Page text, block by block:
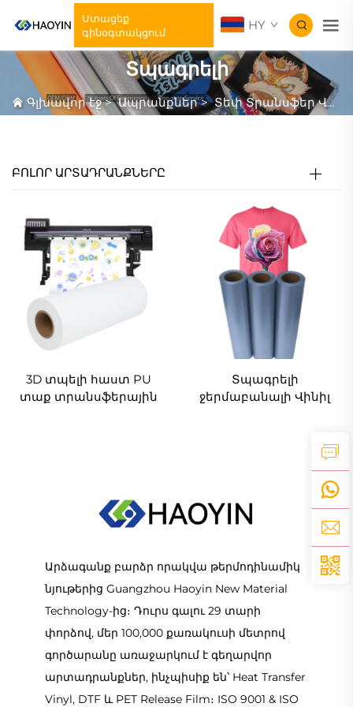
Ստացեք
գինօգտակցում
HY
Տպագրելի
Գլխավոր էջ>Ապրանքներ>Տեփ Տրանսֆեր Վինիլ
ԲՈԼՈՐ ԱՐՏԱԴՐԱՆՔՆԵՐԸ
3D տպելի հաստ PU
տաք տրանսֆերային
Տպագրելի
ջերմաբանալի Վինիլ
Արձագանք բարձր որակվա թերմոդինամիկ
նյութերից Guangzhou Haoyin New Material
Technology-ից։ Դուրս գալու 29 տարի
փորձով, մեր 100,000 քառակուսի մետրով
գործարանը առաջարկում է գեղարվոր
արտադրանքներ, ինչպիսիք են՝ Heat Transfer
Vinyl, DTF և PET Release Film։ ISO 9001 & ISO